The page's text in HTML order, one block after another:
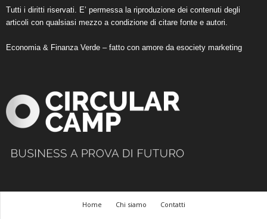
Tutti i diritti riservati. E’ permessa la riproduzione dei contenuti degli
articoli con qualsiasi mezzo a condizione di citare fonte e autori.
Economia & Finanza Verde – fatto con amore da esociety marketing
Home Chi siamo
Contatti